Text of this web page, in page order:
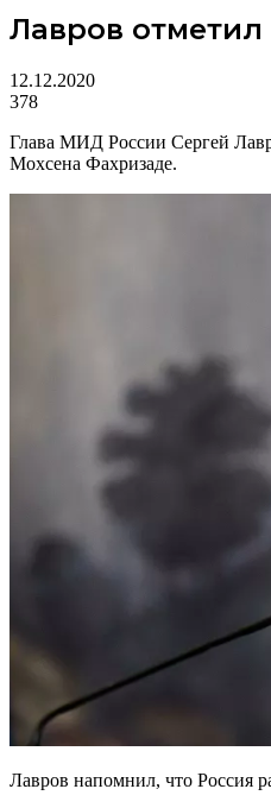
Лавров
12.12.2020
378
Глава МИД России Сергей
Мохсена Фахризаде.
Лавров напомнил, что Россия